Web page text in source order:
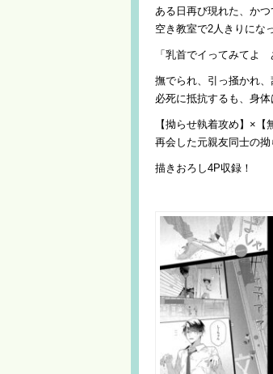
ある日再び現れた、かつ
空き教室で2人きりに
「乳首でイってみてよ
撫でられ、引っ掻かれ、
必死に抵抗するも、身
【拗らせ執着攻め】×【
再会した元親友同士の
描きおろし4P収録！